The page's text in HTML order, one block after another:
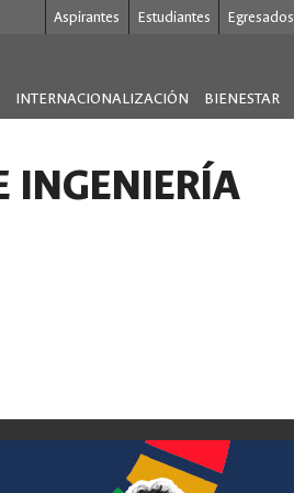
Aspirantes Estudiantes Egresados
INTERNACIONALIZACIÓN BIENESTAR
INGENIERÍA